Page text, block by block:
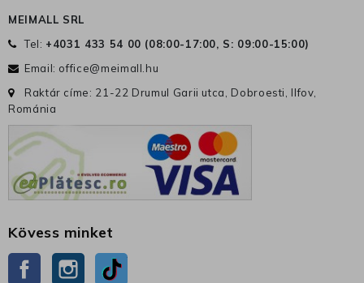
MEIMALL SRL
Tel: +4031 433 54 00 (08:00-17:00, S: 09:00-15:00)
Email: office@meimall.hu
Raktár címe: 21-22 Drumul Garii utca, Dobroesti, Ilfov,
Románia
Kövess minket
Facebook Instagram